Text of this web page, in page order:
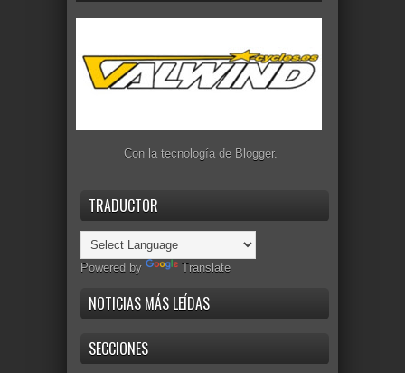
Con la tecnología de Blogger.
TRADUCTOR
Powered by Translate
NOTICIAS MÁS LEÍDAS
SECCIONES